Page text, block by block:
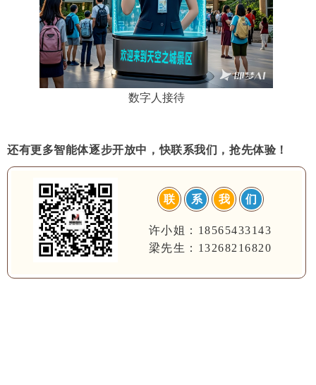
数字人接待
还有更多智能体逐步开放中，快联系我们，抢先体验！
联 系 我 们
许小姐：18565433143
梁先生：13268216820